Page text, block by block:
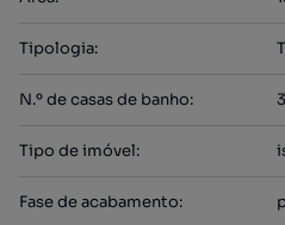
Tipologia:
N.º de casas de banho: 3
Tipo de imóvel:
Fase de acabamento: